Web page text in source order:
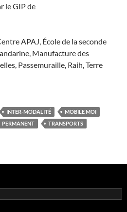
le GIP de
APAJ, École de la seconde
Manufacture des
Passemuraille, Raih, Terre
INTER-MODALITÉ
MOBILE MOI
PERMANENT
TRANSPORTS